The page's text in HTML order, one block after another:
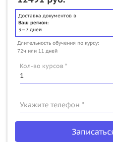
Доставка документов в
Ваш регион:
3—7 дней
Длительность обучения по курсу:
72ч или 11 дней
Кол-во курсов *
Укажите телефон *